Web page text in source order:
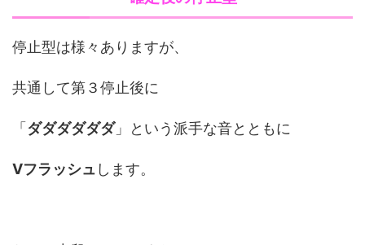
停止型は様々ありますが、
共通して第３停止後に
「 ダダダダダダ」という派手な音とともに
Vフラッシュ します。